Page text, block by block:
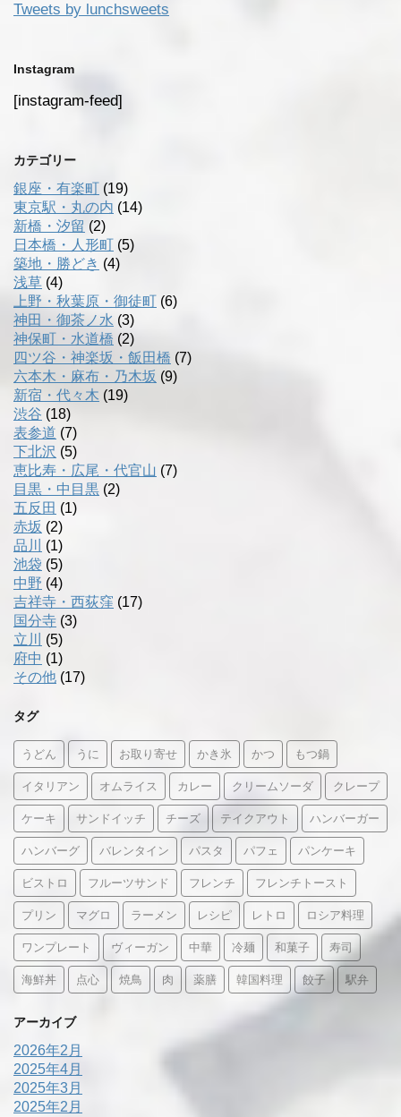
Tweets by lunchsweets
Instagram
[instagram-feed]
カテゴリー
銀座・有楽町 (19)
東京駅・丸の内 (14)
新橋・汐留 (2)
日本橋・人形町 (5)
築地・勝どき (4)
浅草 (4)
上野・秋葉原・御徒町 (6)
神田・御茶ノ水 (3)
神保町・水道橋 (2)
四ツ谷・神楽坂・飯田橋 (7)
六本木・麻布・乃木坂 (9)
新宿・代々木 (19)
渋谷 (18)
表参道 (7)
下北沢 (5)
恵比寿・広尾・代官山 (7)
目黒・中目黒 (2)
五反田 (1)
赤坂 (2)
品川
(1)
池袋 (5)
中野 (4)
吉祥寺・西荻窪 (17)
国分寺 (3)
立川
(5)
府中 (1)
その他 (17)
タグ
うどん うに お取り寄せ かき氷 かつ もつ鍋
イタリアン オムライス カレー クリームソーダ クレープ
ケーキ サンドイッチ チーズ テイクアウト ハンバーガー
ハンバーグ バレンタイン パスタ パフェ パンケーキ
ビストロ フルーツサンド フレンチ フレンチトースト
プリン マグロ ラーメン レシピ レトロ ロシア料理
ワンプレート ヴィーガン 中華 冷麺 和菓子 寿司
海鮮丼 点心 焼鳥 肉 薬膳 韓国料理 餃子 駅弁
アーカイブ
2026年2月
2025年4月
2025年3月
2025年2月